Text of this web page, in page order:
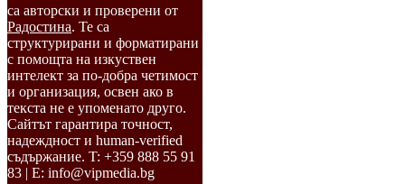
са авторски и проверени от
Радостина. Те са
структурирани и форматирани
с помощта на изкуствен
интелект за по-добра четимост
и организация, освен ако в
текста не е упоменато друго.
Сайтът гарантира точност,
надеждност и human-verified
съдържание. T: +359 888 55 91
83 | E: info@vipmedia.bg